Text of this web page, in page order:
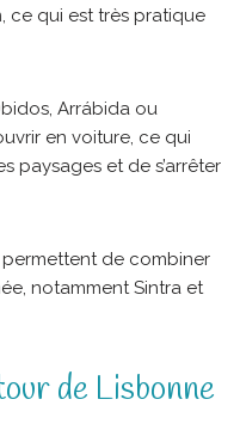
ce qui est très pratique
Arrábida ou
en voiture, ce qui
paysages et de s’arrêter
permettent de combiner
notamment Sintra et
de Lisbonne